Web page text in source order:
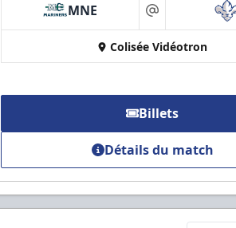
MNE at
Colisée Vidéotron
Billets
Détails du match